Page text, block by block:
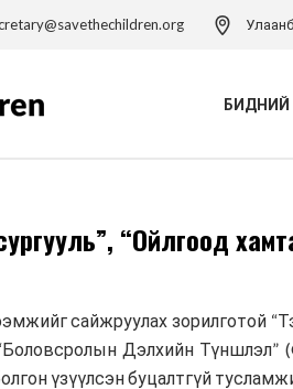
БИДНИЙ
Холбоо
“Ойлгоод
сайжруулах зорилготой
Дэлхийн
үзүүлсэн буцалтгүй